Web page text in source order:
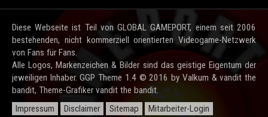
Diese Webseite ist Teil von GLOBAL GAMEPORT, einem seit 2006
bestehenden, nicht kommerziell orientierten Videogame-Netzwerk
von Fans für Fans.
Alle Logos, Markenzeichen & Bilder sind das geistige Eigentum der
jeweiligen Inhaber. GGP Theme 1.4 © 2016 by Valkum & vandit the
bandit, Theme-Grafiker vandit the bandit.
Impressum
Disclaimer Sitemap Mitarbeiter-Login